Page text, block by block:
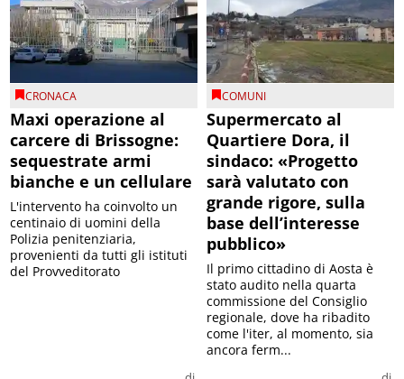
CRONACA
Maxi operazione al
carcere di Brissogne:
sequestrate armi
bianche e un cellulare
L'intervento ha coinvolto un
centinaio di uomini della
Polizia penitenziaria,
provenienti da tutti gli istituti
del Provveditorato
COMUNI
Supermercato al
Quartiere Dora, il
sindaco: «Progetto
sarà valutato con
grande rigore, sulla
base dell’interesse
pubblico»
Il primo cittadino di Aosta è
stato audito nella quarta
commissione del Consiglio
regionale, dove ha ribadito
come l'iter, al momento, sia
ancora ferm...